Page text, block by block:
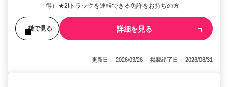
得）★2tトラックを運転できる免許をお持ちの方
後で見る 詳細を見る
更新日： 2026/03/26 掲載終了日： 2026/08/31